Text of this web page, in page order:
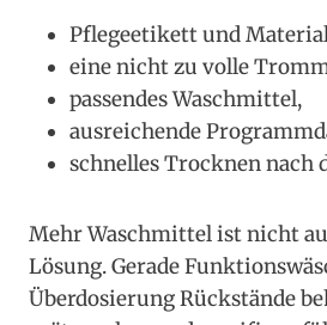
Pflegeetikett und
eine nicht zu volle
passendes Waschmittel,
ausreichende
schnelles Trocknen nach
Mehr Waschmittel ist nicht
Lösung. Gerade
Überdosierung Rückstände